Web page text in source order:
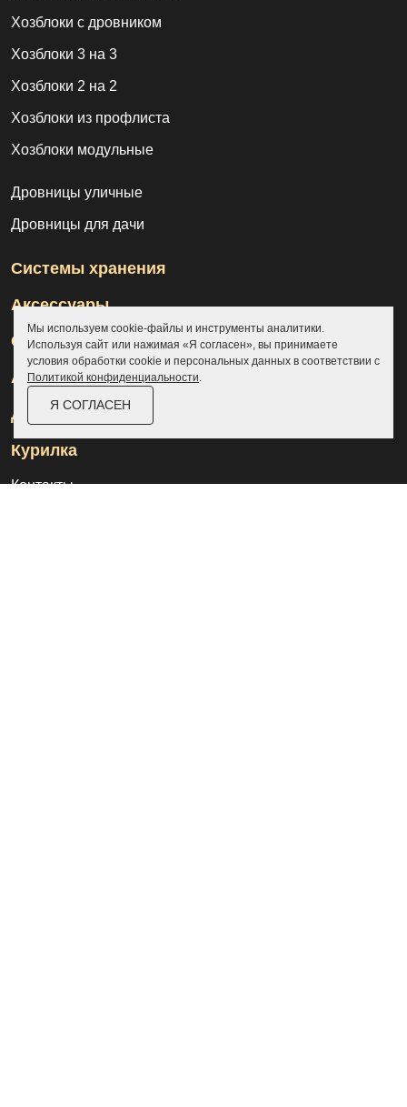
Хозблоки с дровником
Хозблоки 3 на 3
Хозблоки 2 на 2
Хозблоки из профлиста
Хозблоки модульные
Дровницы уличные
Дровницы для дачи
Системы хранения
Аксессуары
Склады
Ангары
Дровницы
Курилка
Контакты
Мы используем cookie-файлы и инструменты аналитики.
Используя сайт или нажимая «Я согласен», вы принимаете
условия обработки cookie и персональных данных в соответствии с
Политикой конфиденциальности.
Я СОГЛАСЕН